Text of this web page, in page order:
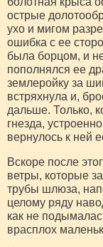
острые
ухо и мигом
ошибка с ее
была борцом, и
пополнялся ее
землеройку за
встряхнула и,
дальше. Только,
гнезда,
вернулось к ней
Вскоре после
ветры, которые
трубы шлюза,
целому ряду
как не
врасплох